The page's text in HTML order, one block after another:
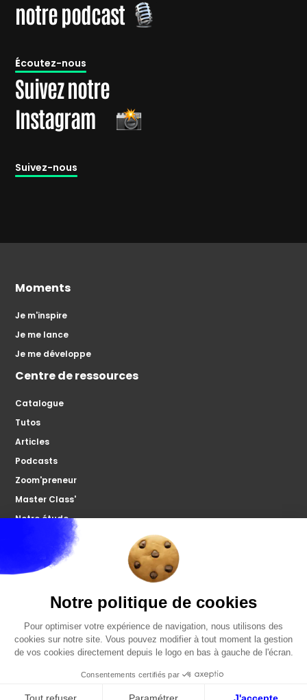
notre podcast
Écoutez-nous
Suivez notre
Instagram
Suivez-nous
Moments
Je m'inspire
Je me lance
Je me développe
Centre de ressources
Catalogue
Tutos
Articles
Podcasts
Zoom'preneur
Master Class'
Notre étude
À propos
Microco
Votre forum
FAQ
Politiques de confidentialités